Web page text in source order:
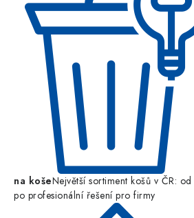
na košeNejvětší sortiment košů v ČR:
po profesionální řešení pro firmy